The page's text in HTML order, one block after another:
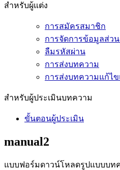
สำหรับผู้แต่ง
การสมัครสมาชิก
การจัดการข้อมูลส่ว
ลืมรหัสผ่าน
การส่งบทความ
การส่งบทความแก้ไ
สำหรับผู้ประเมินบทความ
ขั้นตอนผู้ประเมิน
manual2
แบบฟอร์มดาวน์โหลดรูปแบบบท